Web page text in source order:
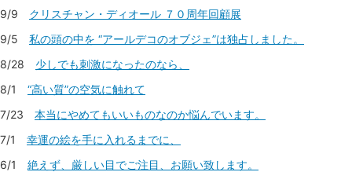
9/9 クリスチャン・ディオール ７０周年回顧展
9/5 私の頭の中を “アールデコのオブジェ”は独占しました。
8/28 少しでも刺激になったのなら、
8/1 “高い質”の空気に触れて
7/23 本当にやめてもいいものなのか悩んでいます。
7/1 幸運の絵を手に入れるまでに、
6/1 絶えず、厳しい目でご注目、お願い致します。